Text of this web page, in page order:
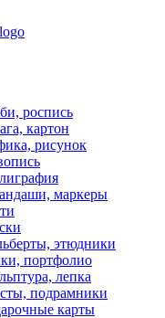
роспись
картон
рисунок
маркеры
этюдники
портфолио
лепка
подрамники
карты